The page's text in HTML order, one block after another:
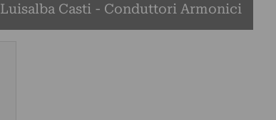
Luisalba Casti - Conduttori Armonici